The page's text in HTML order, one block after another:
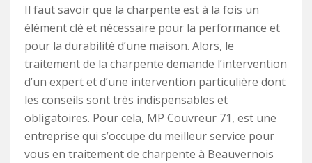
Il faut savoir que la charpente est à la fois un
élément clé et nécessaire pour la performance et
pour la durabilité d’une maison. Alors, le
traitement de la charpente demande l’intervention
d’un expert et d’une intervention particulière dont
les conseils sont très indispensables et
obligatoires. Pour cela, MP Couvreur 71, est une
entreprise qui s’occupe du meilleur service pour
vous en traitement de charpente à Beauvernois